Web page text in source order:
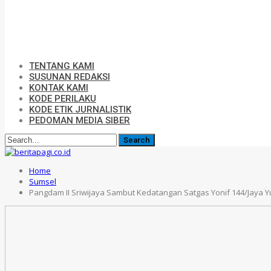
TENTANG KAMI
SUSUNAN REDAKSI
KONTAK KAMI
KODE PERILAKU
KODE ETIK JURNALISTIK
PEDOMAN MEDIA SIBER
Home
Sumsel
Pangdam II Sriwijaya Sambut Kedatangan Satgas Yonif 144/Jaya